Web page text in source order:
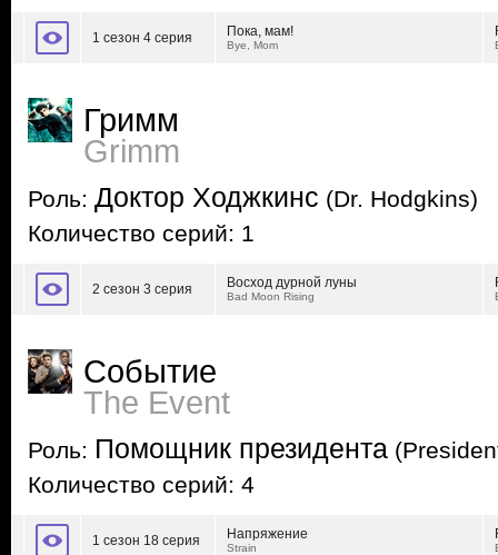
1 сезон 4 серия Пока, мам!
Bye, Mom
Гримм
Grimm
Роль: Доктор Ходжкинс (Dr. Hodgkins)
Количество серий: 1
2 сезон 3 серия Восход дурной луны
Bad Moon Rising
Событие
The Event
Роль: Помощник президента
Количество серий: 4
1 сезон 18 серия Напряжение
Strain